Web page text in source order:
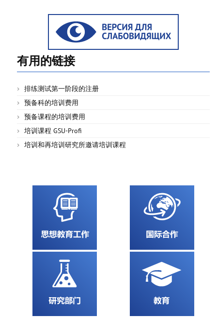
有用的链接
排练测试第一阶段的注册
预备科的培训费用
预备课程的培训费用
培训课程 GSU-Profi
培训和再培训研究所邀请培训课程